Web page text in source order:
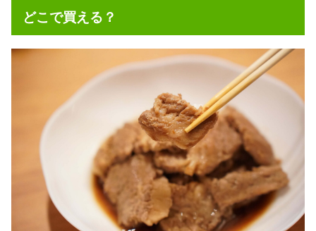
どこで買える？